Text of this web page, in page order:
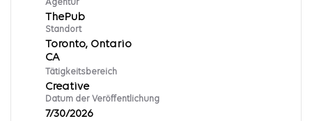
Agentur
ThePub
Standort
Toronto, Ontario
Tätigkeitsbereich
Creative
Datum der Veröffentlichung
7/30/2026